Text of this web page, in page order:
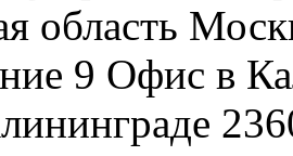
область
9 Офис в